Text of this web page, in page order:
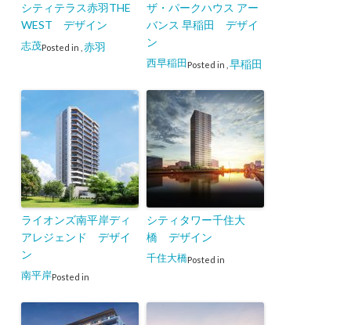
シティテラス赤羽THE
WEST デザイン
Posted in
志茂 赤羽
ザ・パークハウス アー
バンス 早稲田 デザイ
ン
Posted in
西早稲田 早稲田
ライオンズ南平岸ディ
アレジェンド デザイ
ン
Posted in
南平岸
シティタワー千住大
橋 デザイン
Posted in
千住大橋